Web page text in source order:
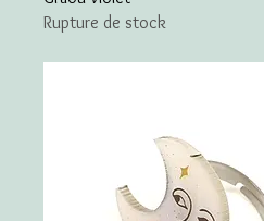
Rupture de stock